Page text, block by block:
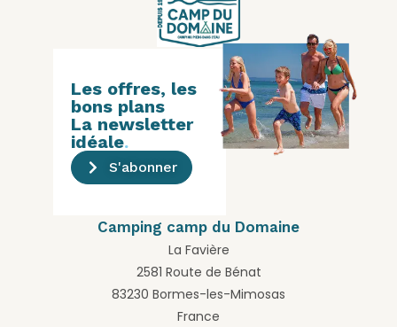
Camping camp du Domaine
La Favière
2581 Route de Bénat
83230 Bormes-les-Mimosas
France
Les offres, les
bons plans
La newsletter
idéale.
S'abonner